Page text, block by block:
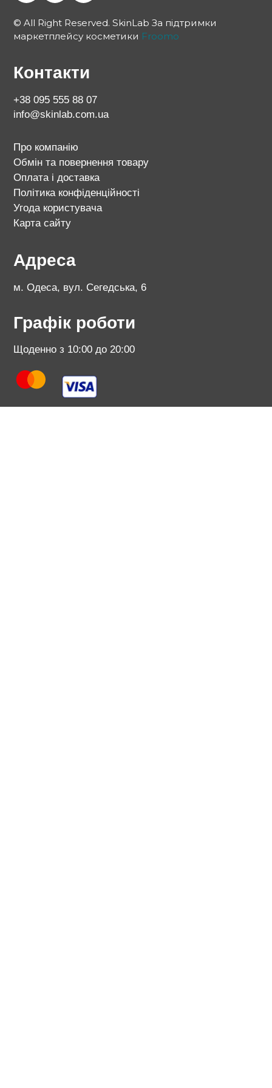
© All Right Reserved. SkinLab За підтримки
маркетплейсу косметики Froomo
Контакти
+38 095 555 88 07
info@skinlab.com.ua
Про компанію
Обмін та повернення товару
Оплата і доставка
Політика конфіденційності
Угода користувача
Карта сайту
Адреса
м. Одеса, вул. Сегедська, 6
Графік роботи
Щоденно з 10:00 до 20:00